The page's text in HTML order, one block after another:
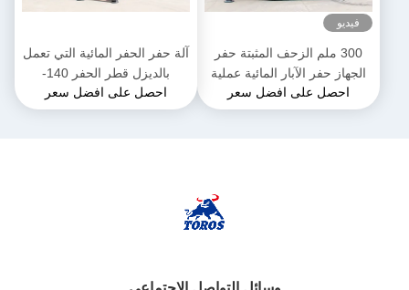
فيديو
300 ملم الزحف المثبتة حفر
الجهاز حفر الآبار المائية عملية
سهلة
احصل على افضل سعر
آلة حفر الحفر المائية التي تعمل
بالديزل قطر الحفر 140-
325mm
احصل على افضل سعر